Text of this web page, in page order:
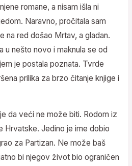
romane, a nisam išla ni
Naravno, pročitala sam
na red došao Mrtav, a gladan.
u nešto novo i maknula se od
je postala poznata. Tvrde
prilika za brzo čitanje knjige i
da veći ne može biti. Rodom iz
Hrvatske. Jedino je ime dobio
za Partizan. Ne može baš
bi njegov život bio ograničen